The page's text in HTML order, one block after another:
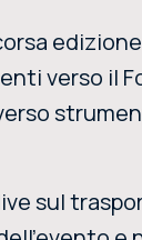
verso il
sul